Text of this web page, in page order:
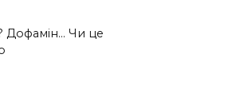
Дофамін… Чи це